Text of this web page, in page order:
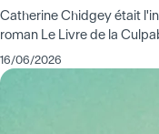
Catherine Chidgey était
roman Le Livre de la
16/06/2026